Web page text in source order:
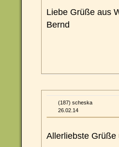
Liebe Grüße aus
Bernd
(187) scheska
26.02.14
Allerliebste Grüße